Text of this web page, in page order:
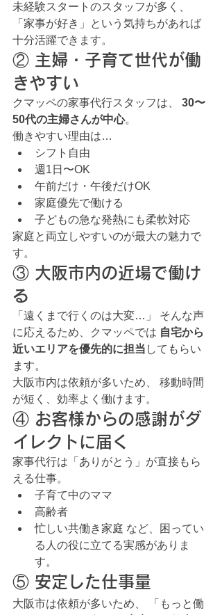
未経験スタートのスタッフが多く、
「家事が好き」という気持ちがあれば
十分活躍できます。
② 主婦・子育て世代が働
きやすい
クマッペの家事代行スタッフは、 30〜
50代の主婦さんが中心。
働きやすい理由は…
シフト自由
週1日〜OK
午前だけ・午後だけOK
家庭優先で働ける
子どもの急な発熱にも柔軟対応
家庭と両立しやすいのが最大の魅力で
す。
③ 大阪市内の近場で働け
る
「遠くまで行くのは大変…」 そんな声
に応えるため、クマッペでは 自宅から
近いエリアを優先的に担当 してもらい
ます。
大阪市内は依頼が多いため、 移動時間
が短く、効率よく働けます。
④ お客様からの感謝がダ
イレクトに届く
家事代行は「ありがとう」が直接もら
える仕事。
子育て中のママ
高齢者
忙しい共働き家庭 など、困ってい
る人の役に立てる実感がありま
す。
⑤ 安定した仕事量
大阪市は依頼が多いため、 「もっと働